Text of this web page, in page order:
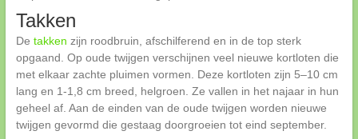
Takken
De takken zijn roodbruin, afschilferend en in de top sterk
opgaand. Op oude twijgen verschijnen veel nieuwe kortloten die
met elkaar zachte pluimen vormen. Deze kortloten zijn 5–10 cm
lang en 1-1,8 cm breed, helgroen. Ze vallen in het najaar in hun
geheel af. Aan de einden van de oude twijgen worden nieuwe
twijgen gevormd die gestaag doorgroeien tot eind september.